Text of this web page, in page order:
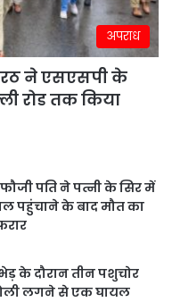
अपराध
ने एसएसपी के
रोड तक किया
पति ने पत्नी के सिर में
पहुंचाने के बाद मौत का
के दौरान तीन पशुचोर
लगने से एक घायल